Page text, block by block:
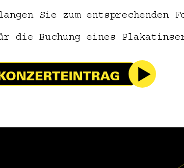
Sie zum entsprechenden
die Buchung eines